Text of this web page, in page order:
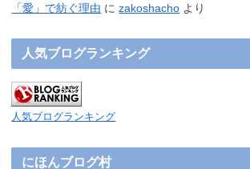
「愛」で紡ぐ理由 にzakoshacho より
人気ブログランキング
人気ブログランキング
にほんブログ村